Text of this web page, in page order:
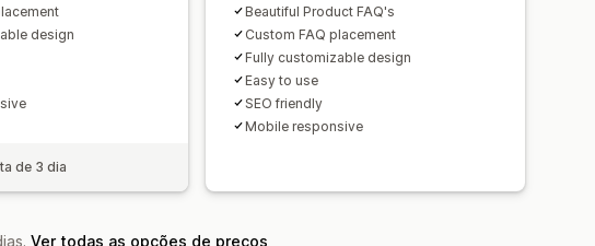
design
de 3 dia
Beautiful Product FAQ's
Custom FAQ placement
Fully customizable design
Easy to use
SEO friendly
Mobile responsive
Ver todas as opções de preços